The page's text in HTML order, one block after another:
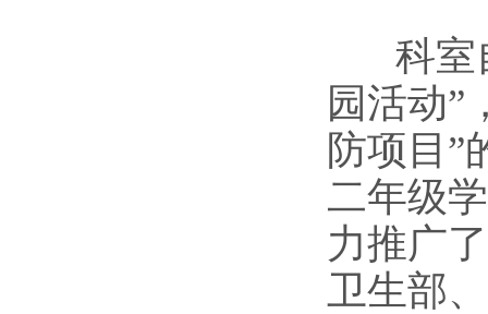
科室自
园活动”
防项目”
二年级
力推广
卫生部